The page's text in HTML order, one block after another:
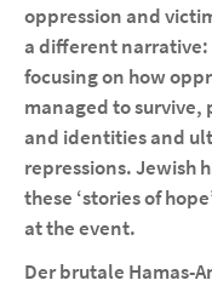
oppression and
a different narrative:
focusing on how
managed to
and identities and
repressions. Jewish
these ‘stories of
at the event.
Der brutale Hamas-